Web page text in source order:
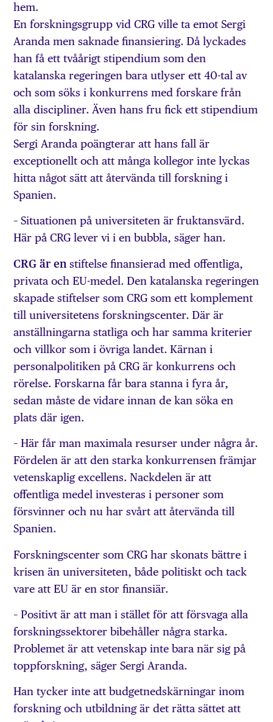
hem.
En forskningsgrupp vid CRG ville ta emot Sergi
Aranda men saknade finansiering. Då lyckades
han få ett tvåårigt stipendium som den
katalanska regeringen bara utlyser ett 40-tal av
och som söks i konkurrens med forskare från
alla discipliner. Även hans fru fick ett stipendium
för sin forskning.
Sergi Aranda poängterar att hans fall är
exceptionellt och att många kollegor inte lyckas
hitta något sätt att återvända till forskning i
Spanien.
– Situationen på universiteten är fruktansvärd.
Här på CRG lever vi i en bubbla, säger han.
CRG är en stiftelse finansierad med offentliga,
privata och EU-medel. Den katalanska regeringen
skapade stiftelser som CRG som ett komplement
till universitetens forskningscenter. Där är
anställningarna statliga och har samma kriterier
och villkor som i övriga landet. Kärnan i
personalpolitiken på CRG är konkurrens och
rörelse. Forskarna får bara stanna i fyra år,
sedan måste de vidare innan de kan söka en
plats där igen.
– Här får man maximala resurser under några år.
Fördelen är att den starka konkurrensen främjar
vetenskaplig excellens. Nackdelen är att
offentliga medel investeras i personer som
försvinner och nu har svårt att återvända till
Spanien.
Forskningscenter som CRG har skonats bättre i
krisen än universiteten, både politiskt och tack
vare att EU är en stor finansiär.
– Positivt är att man i stället för att försvaga alla
forskningssektorer bibehåller några starka.
Problemet är att vetenskap inte bara när sig på
toppforskning, säger Sergi Aranda.
Han tycker inte att budgetnedskärningar inom
forskning och utbildning är det rätta sättet att